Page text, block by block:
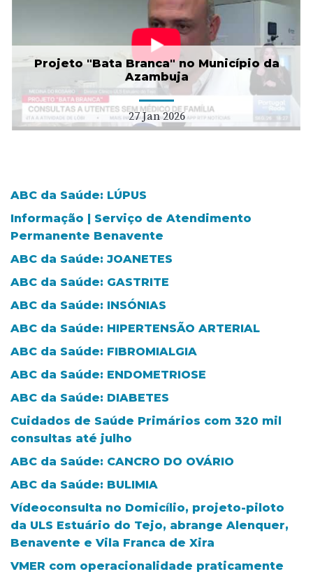
Projeto "Bata Branca" no Município da
Azambuja
27 Jan 2026
ABC da Saúde: LÚPUS
Informação | Serviço de Atendimento
Permanente Benavente
ABC da Saúde: JOANETES
ABC da Saúde: GASTRITE
ABC da Saúde: INSÓNIAS
ABC da Saúde: HIPERTENSÃO ARTERIAL
ABC da Saúde: FIBROMIALGIA
ABC da Saúde: ENDOMETRIOSE
ABC da Saúde: DIABETES
Cuidados de Saúde Primários com 320 mil
consultas até julho
ABC da Saúde: CANCRO DO OVÁRIO
ABC da Saúde: BULIMIA
Vídeoconsulta no Domicílio, projeto-piloto
da ULS Estuário do Tejo, abrange Alenquer,
Benavente e Vila Franca de Xira
VMER com operacionalidade praticamente